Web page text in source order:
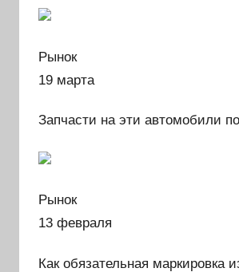
Рынок
19 марта
Запчасти на эти автомобили
Рынок
13 февраля
Как обязательная маркировка